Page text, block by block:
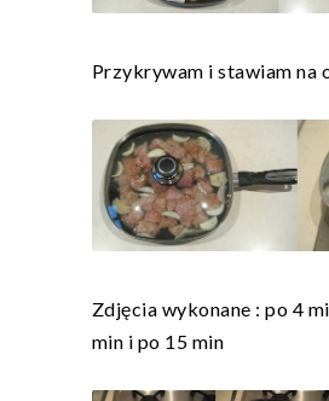
Przykrywam i stawiam na
Zdjęcia wykonane : po 4
min i po 15 min